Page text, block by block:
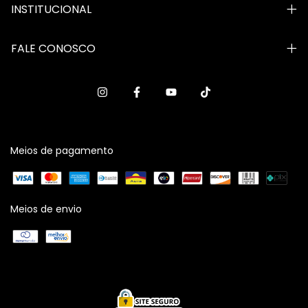
INSTITUCIONAL
FALE CONOSCO
Meios de pagamento
Meios de envio